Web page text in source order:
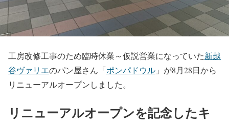
工房改修工事のため臨時休業～仮説営業になっていた新越
谷ヴァリエのパン屋さん「ポンパドウル 」が8月28日から
リニューアルオープンしました。
リニューアルオープンを記念したキ